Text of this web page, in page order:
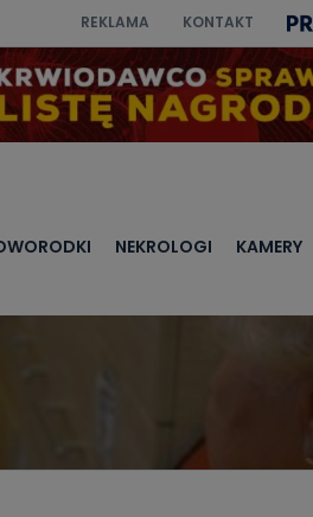
REKLAMA KONTAKT
NEKROLOGI KAMERY